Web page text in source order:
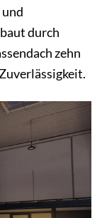
durch
zehn